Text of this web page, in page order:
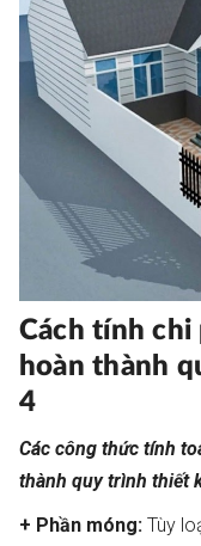
Cách tính chi
hoàn thành
4
Các công thức tính
thành quy trình thiết
+ Phần móng: Tùy